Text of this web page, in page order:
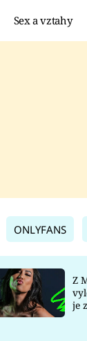
Sex a vztahy
ONLYFANS
Z
je